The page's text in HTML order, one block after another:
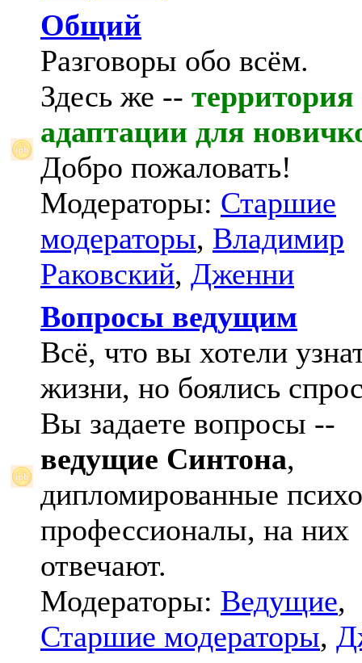
Общий
Разговоры обо всём.
Здесь же -- территория
адаптации для
Добро пожаловать!
Модераторы: Старшие
модераторы, Владимир
Раковский, Дженни
Вопросы ведущим
Всё, что вы хотели
жизни, но боялись
Вы задаете вопросы --
ведущие Синтона,
дипломированные
профессионалы, на них
отвечают.
Модераторы: Ведущие,
Старшие модераторы,